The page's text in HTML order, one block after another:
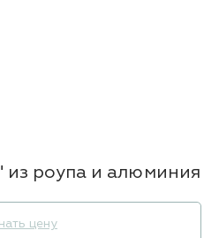
из роупа и алюминия
цену